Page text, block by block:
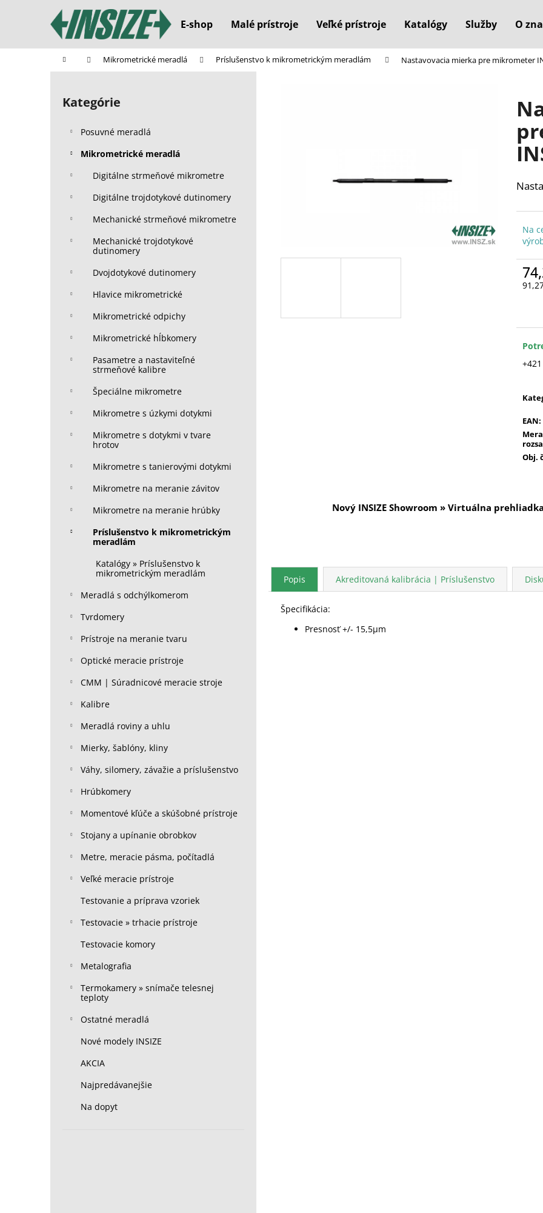
E-shop Malé prístroje Veľké prístroje Katalógy Služby O
Domov Mikrometrické meradlá Príslušenstvo k mikrometrickým meradlám Nastavovacia mierka pre mikrometer
B
Preskočiť
kategórie
Kategórie
Posuvné meradlá
Mikrometrické meradlá
Digitálne strmeňové mikrometre
Digitálne trojdotykové dutinomery
Mechanické strmeňové mikrometre
Mechanické trojdotykové
dutinomery
Dvojdotykové dutinomery
Hlavice mikrometrické
Mikrometrické odpichy
Mikrometrické hĺbkomery
Pasametre a nastaviteľné
strmeňové kalibre
Špeciálne mikrometre
Mikrometre s úzkymi dotykmi
Mikrometre s dotykmi v tvare
hrotov
Mikrometre s tanierovými dotykmi
Mikrometre na meranie závitov
Mikrometre na meranie hrúbky
Príslušenstvo k mikrometrickým
meradlám
Katalógy » Príslušenstvo k
mikrometrickým meradlám
Meradlá s odchýlkomerom
Tvrdomery
Prístroje na meranie tvaru
Optické meracie prístroje
CMM | Súradnicové meracie stroje
Kalibre
Meradlá roviny a uhlu
Mierky, šablóny, kliny
Váhy, silomery, závažie a príslušenstvo
Hrúbkomery
Momentové kľúče a skúšobné prístroje
Stojany a upínanie obrobkov
Metre, meracie pásma, počítadlá
Veľké meracie prístroje
Testovanie a príprava vzoriek
Testovacie » trhacie prístroje
Testovacie komory
Metalografia
Termokamery » snímače telesnej
teploty
Ostatné meradlá
Nové modely INSIZE
AKCIA
Najpredávanejšie
Na dopyt
Na
EAN:
Obj.
Nový INSIZE Showroom » Virtuálna
Popis Akreditovaná kalibrácia | Príslušenstvo
Špecifikácia:
Presnosť +/- 15,5μm
í
Späť
do
Späť
do
Čo potrebujete nájsť?